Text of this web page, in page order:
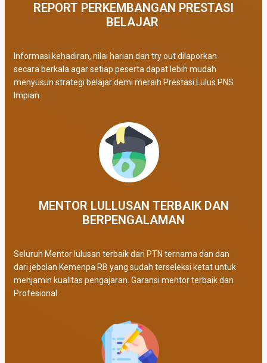
REPORT PERKEMBANGAN PRESTASI
BELAJAR ​
Informasi kehadiran, nilai harian dan try out dilaporkan
secara berkala agar setiap peserta dapat lebih mudah
menyusun strategi belajar demi meraih Prestasi Lulus PNS
Impian
MENTOR LULLUSAN TERBAIK DAN
BERPENGALAMAN
Seluruh Mentor lulusan terbaik dari PTN ternama dan dan
dari jebolan Kemenpa RB yang sudah terseleksi ketat untuk
menjamin kualitas pengajaran. Garansi mentor terbaik dan
Profesional.